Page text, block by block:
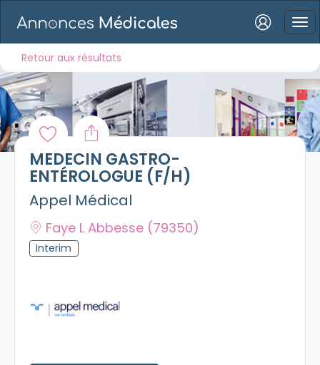
Mot de passe oublié ?
Se connecter avec Facebook
Retour aux résultats
MÉDECIN GASTRO-
ENTÉROLOGUE (F/H)
Appel Médical
Faye L Abbesse (79350)
Interim